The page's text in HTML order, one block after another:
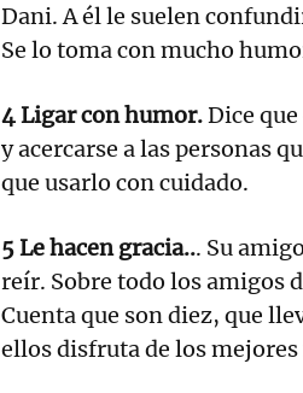
Dani. A él le suelen
Se lo toma con mucho
4 Ligar con humor.Dice
y acercarse a las personas
que usarlo con cuidado.
5 Le hacen gracia... Su
reír. Sobre todo los amigos
Cuenta que son diez, que
ellos disfruta de los